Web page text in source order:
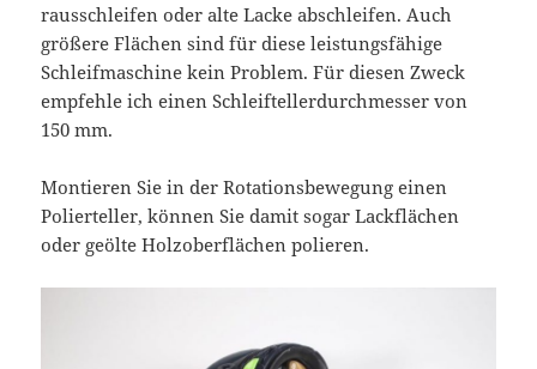
rausschleifen oder alte Lacke abschleifen. Auch
größere Flächen sind für diese leistungsfähige
Schleifmaschine kein Problem. Für diesen Zweck
empfehle ich einen Schleiftellerdurchmesser von
150 mm.
Montieren Sie in der Rotationsbewegung einen
Polierteller, können Sie damit sogar Lackflächen
oder geölte Holzoberflächen polieren.